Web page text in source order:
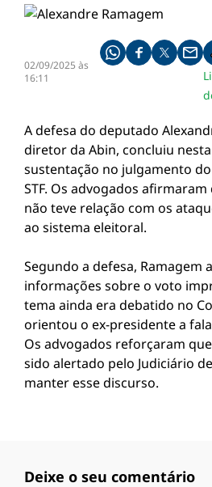
02/09/2025 às
16:11
Compartilhe pelo
Compartilhar
A defesa do deputado
diretor da Abin, concluiu
sustentação no julgamento
STF. Os advogados
não teve relação com os
ao sistema eleitoral.
Segundo a defesa, Ramagem
informações sobre o voto
tema ainda era debatido no
orientou o ex-presidente a
Os advogados reforçaram
sido alertado pelo Judiciário
manter esse discurso.
Deixe o seu comentário